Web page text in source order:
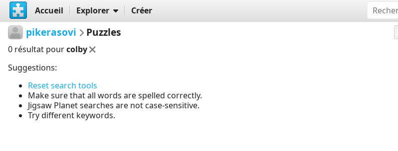
Accueil Explorer Créer
pikerasovi Puzzles
0 résultat pourcolby
Suggestions:
Reset search tools
Make sure that all words are spelled correctly.
Jigsaw Planet searches are not case-sensitive.
Try different keywords.